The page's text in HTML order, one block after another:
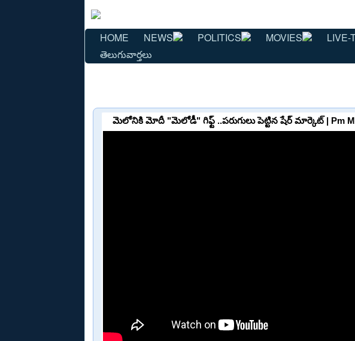
HOME NEWS POLITICS MOVIES LIVE-
తెలుగువార్తలు
మెలోనికి మోదీ "మెలోడీ" గిఫ్ట్ ..పరుగులు పెట్టిన షేర్ మార్కెట్ | Pm